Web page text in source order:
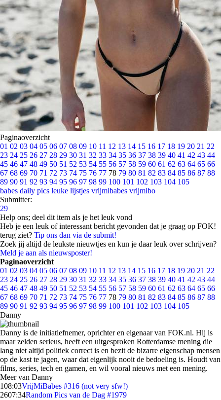
Paginaoverzicht
01 02 03 04 05 06 07 08 09 10 11 12 13 14 15 16 17 18 19 20 21 22
23 24 25 26 27 28 29 30 31 32 33 34 35 36 37 38 39 40 41 42 43 44
45 46 47 48 49 50 51 52 53 54 55 56 57 58 59 60 61 62 63 64 65 66
67 68 69 70 71 72 73 74 75 76 77 78 79 80 81 82 83 84 85 86 87 88
89 90 91 92 93 94 95 96 97 98 99 100 101 102 103 104 105
babes daily pics leuke lijstjes vrijmibabes vrijmibo
Submitter:
29
Help ons; deel dit item als je het leuk vond
Heb je een leuk of interessant bericht gevonden dat je graag op FOK!
terug ziet? Tip ons dan via de submit!
Zoek jij altijd de leukste nieuwtjes en kun je daar leuk over schrijven?
Meld je aan als nieuwsposter!
Paginaoverzicht
01 02 03 04 05 06 07 08 09 10 11 12 13 14 15 16 17 18 19 20 21 22
23 24 25 26 27 28 29 30 31 32 33 34 35 36 37 38 39 40 41 42 43 44
45 46 47 48 49 50 51 52 53 54 55 56 57 58 59 60 61 62 63 64 65 66
67 68 69 70 71 72 73 74 75 76 77 78 79 80 81 82 83 84 85 86 87 88
89 90 91 92 93 94 95 96 97 98 99 100 101 102 103 104 105
Danny
Danny is de initiatiefnemer, oprichter en eigenaar van FOK.nl. Hij is
maar zelden serieus, heeft een uitgesproken Rotterdamse mening die
lang niet altijd politiek correct is en bezit de bizarre eigenschap mensen
op de kast te jagen, waar dat eigenlijk nooit de bedoeling is. Houdt van
films, series, tech en gamen, en wil vooral nieuws met een mening.
Meer van Danny
108:03VrijMiBabes #316 (not very sfw!)
2607:34Random Pics van de Dag #1979